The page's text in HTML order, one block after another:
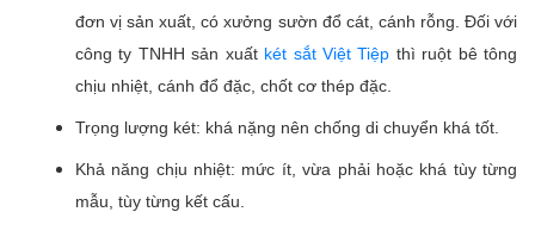
đơn vị sản xuất, có xưởng sườn đổ cát, cánh rỗng. Đối với
công ty TNHH sản xuất két sắt Việt Tiệp thì ruột bê tông
chịu nhiệt, cánh đổ đặc, chốt cơ thép đặc.
Trọng lượng két: khá nặng nên chống di chuyển khá tốt.
Khả năng chịu nhiệt: mức ít, vừa phải hoặc khá tùy từng
mẫu, tùy từng kết cấu.